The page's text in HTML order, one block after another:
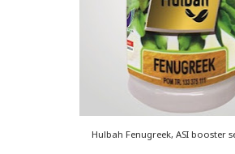
Hulbah Fenugreek, ASI booster